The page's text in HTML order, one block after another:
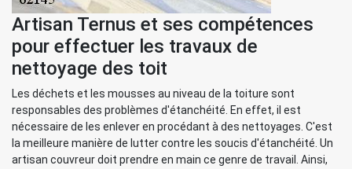
Artisan Ternus et ses compétences
pour effectuer les travaux de
nettoyage des toit
Les déchets et les mousses au niveau de la toiture sont
responsables des problèmes d'étanchéité. En effet, il est
nécessaire de les enlever en procédant à des nettoyages. C'est
la meilleure manière de lutter contre les soucis d'étanchéité. Un
artisan couvreur doit prendre en main ce genre de travail. Ainsi,